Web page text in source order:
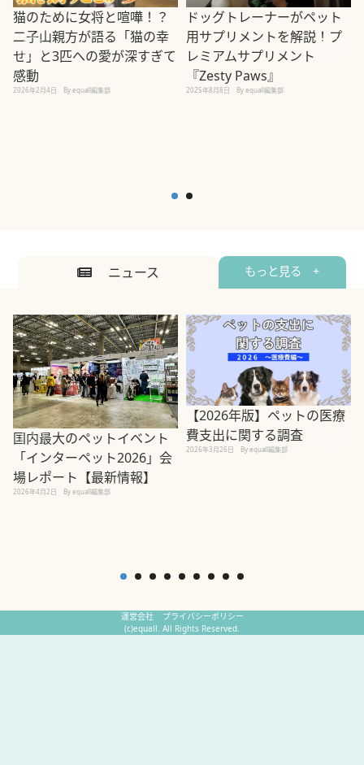
猫のために女将と喧嘩！？
二子山親方が語る「猫の幸
せ」と3匹への愛が深すぎて
感動
2026年2月4日 By equall編集部
ドッグトレーナーがペット
用サプリメントを解説！プ
レミアムサプリメント
『Zesty Paws』
2025年8月8日 By equall編集部
ニュース もっと見る +
国内最大のペットイベント
「インターペット2026」会
場レポート【最新情報】
2026年4月2日 By equall編集部
【2026年版】ペットの医療
費支出に関する調査
2026年3月26日 By equall編集部
運営会社
プライバシーポリシー
(c)equall. All Rights Reserved.